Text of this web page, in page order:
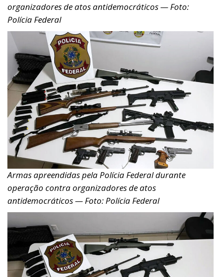
organizadores de atos antidemocráticos — Foto:
Polícia Federal
Armas apreendidas pela Polícia Federal durante
operação contra organizadores de atos
antidemocráticos — Foto: Polícia Federal